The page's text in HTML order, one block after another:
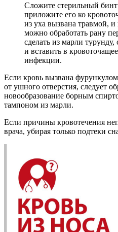
Сложите стерильный бинт
приложите его ко
из уха вызвана травмой, и
можно обработать рану
сделать из марли
и вставить в
инфекции.
Если кровь вызвана
от ушного отверстия, следует
новообразование борным
тампоном из марли.
Если причины кровотечения
врача, убирая только подтеки